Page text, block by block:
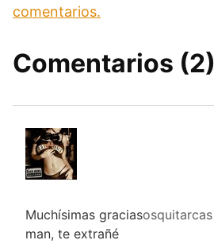
comentarios.
Comentarios (2)
osquitarcas
Muchísimas gracias
man, te extrañé